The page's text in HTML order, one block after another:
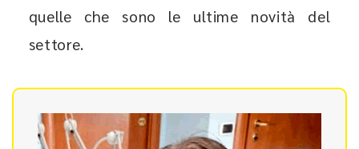
quelle che sono le ultime novità del
settore.